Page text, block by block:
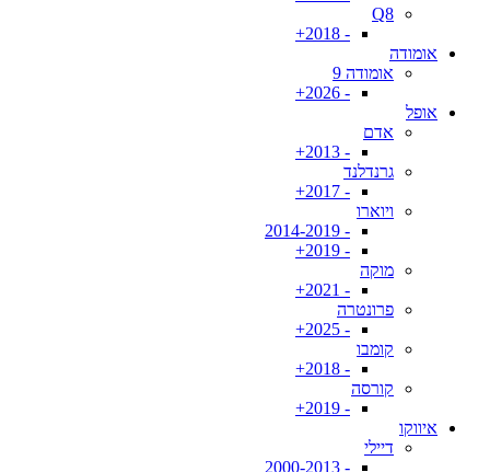
Q8
- 2018+
אומודה
אומודה 9
- 2026+
אופל
אדם
- 2013+
גרנדלנד
- 2017+
ויוארו
- 2014-2019
- 2019+
מוקה
- 2021+
פרונטרה
- 2025+
קומבו
- 2018+
קורסה
- 2019+
איווקו
דיילי
- 2000-2013